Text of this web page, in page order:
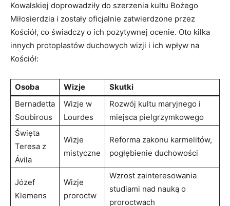
Kowalskiej doprowadziły do szerzenia kultu Bożego
Miłosierdzia i zostały⁤ oficjalnie‌ zatwierdzone przez
Kościół, co świadczy o ich⁢ pozytywnej‍ ocenie. Oto kilka‍
innych protoplastów duchowych wizji i ich wpływ na
Kościół:
Osoba Wizje
Skutki
Bernadetta
Soubirous
Wizje w
Lourdes
Rozwój‍ kultu maryjnego i
miejsca pielgrzymkowego
Święta
Teresa‌ z
Ávila
Wizje
mistyczne
Reforma‍ zakonu⁣ karmelitów,
pogłębienie​ duchowości
Józef
Klemens
Wizje
proroctw
Wzrost ‌zainteresowania
studiami nad‌ nauką o
⁢proroctwach